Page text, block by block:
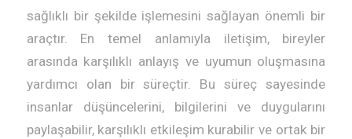
sağlıklı bir şekilde işlemesini sağlayan önemli bir
araçtır. En temel anlamıyla iletişim, bireyler
arasında karşılıklı anlayış ve uyumun oluşmasına
yardımcı olan bir süreçtir. Bu süreç sayesinde
insanlar düşüncelerini, bilgilerini ve duygularını
paylaşabilir, karşılıklı etkileşim kurabilir ve ortak bir